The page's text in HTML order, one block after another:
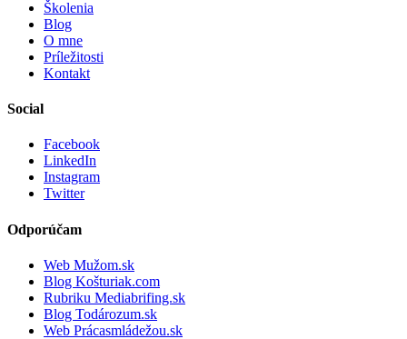
Školenia
Blog
O mne
Príležitosti
Kontakt
Social
Facebook
LinkedIn
Instagram
Twitter
Odporúčam
Web Mužom.sk
Blog Košturiak.com
Rubriku Mediabrifing.sk
Blog Todározum.sk
Web Prácasmládežou.sk